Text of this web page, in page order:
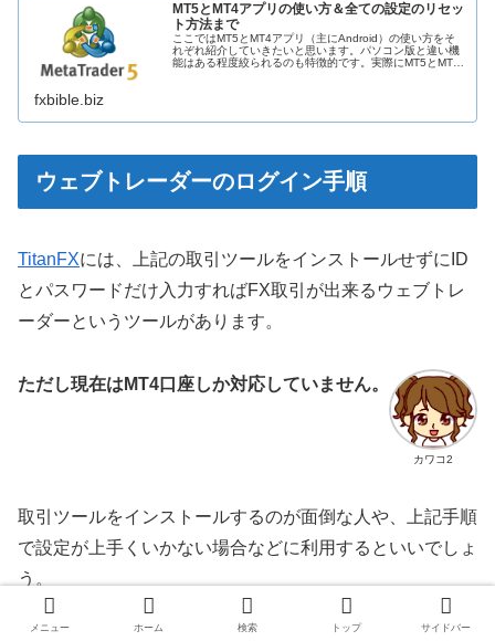
MT5とMT4アプリの使い方＆全ての設定のリセッ
ト方法まで
ここではMT5とMT4アプリ（主にAndroid）の使い方をそ
れぞれ紹介していきたいと思います。パソコン版と違い機
能はある程度絞られるのも特徴的です。実際にMT5とMT4
fxbible.biz
ウェブトレーダーのログイン手順
TitanFXには、上記の取引ツールをインストールせずにID
とパスワードだけ入力すればFX取引が出来るウェブトレ
ーダーというツールがあります。
カワコ2
ただし現在はMT4口座しか対応していません。
取引ツールをインストールするのが面倒な人や、上記手順
で設定が上手くいかない場合などに利用するといいでしょ
う。
メニュー ホーム 検索 トップ サイドバー